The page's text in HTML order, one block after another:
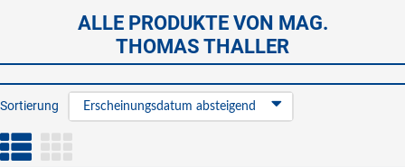
ALLE PRODUKTE VON MAG.
THOMAS THALLER
Sortierung Erscheinungsdatum absteigend